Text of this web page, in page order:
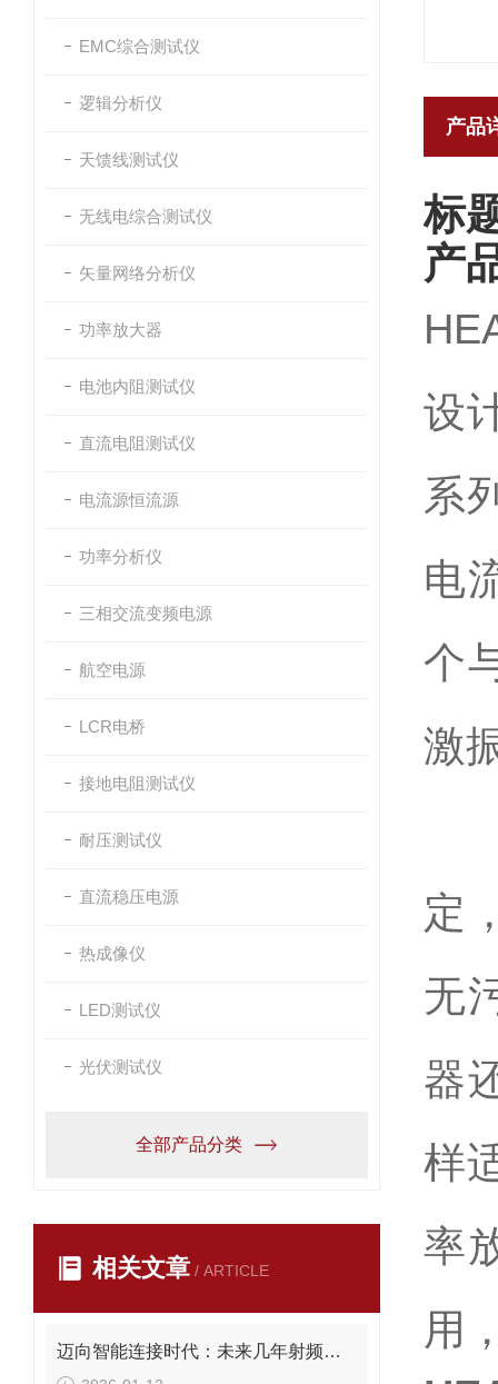
EMC综合测试仪
逻辑分析仪
天馈线测试仪
无线电综合测试仪
矢量网络分析仪
功率放大器
电池内阻测试仪
直流电阻测试仪
电流源恒流源
功率分析仪
三相交流变频电源
航空电源
LCR电桥
接地电阻测试仪
耐压测试仪
直流稳压电源
热成像仪
LED测试仪
光伏测试仪
全部产品分类
相关文章 / ARTICLE
迈向智能连接时代：未来几年射频技术发展趋势与创新突破
产品
标
产
设
系
电
个
激
定
无
器
样
率
用